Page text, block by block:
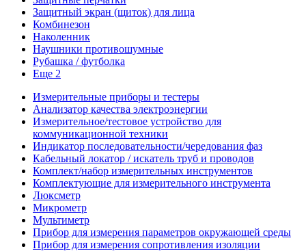
Защитный экран (щиток) для лица
Комбинезон
Наколенник
Наушники противошумные
Рубашка / футболка
Еще 2
Измерительные приборы и тестеры
Анализатор качества электроэнергии
Измерительное/тестовое устройство для
коммуникационной техники
Индикатор последовательности/чередования фаз
Кабельный локатор / искатель труб и проводов
Комплект/набор измерительных инструментов
Комплектующие для измерительного инструмента
Люксметр
Микрометр
Мультиметр
Прибор для измерения параметров окружающей среды
Прибор для измерения сопротивления изоляции